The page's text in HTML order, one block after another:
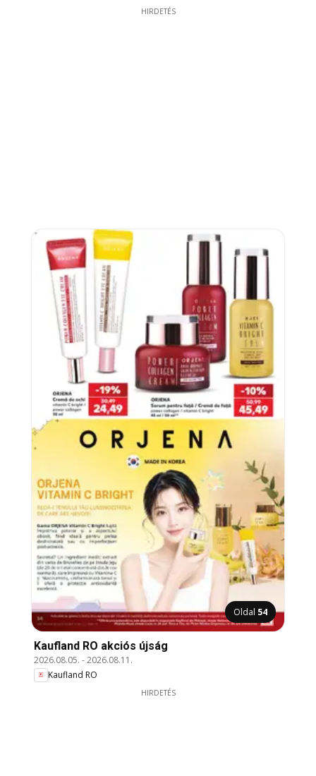
HIRDETÉS
Oldal 54
Kaufland RO akciós újság
2026.08.05. -2026.08.11.
Kaufland RO
HIRDETÉS